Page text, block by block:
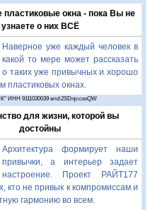
пластиковые окна - пока Вы не
узнаете о них ВСЁ
Наверное уже каждый человек в
какой то мере может рассказать
о таких уже привычных и хорошо
пластиковых окнах.
ИНН 9111030039 erid:2SDnjccooQW
для жизни, которой вы
достойны
Архитектура формирует наши
привычки, а интерьер задает
настроение. Проект РАЙТ177
кто не привык к компромиссам и
гармонию во всем.